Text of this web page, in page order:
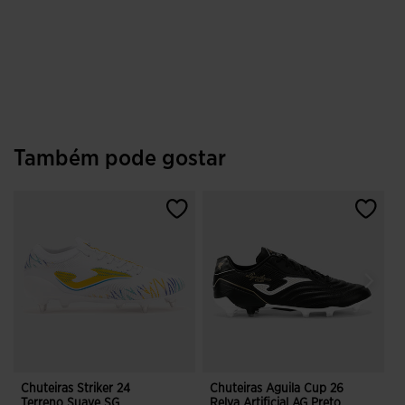
Também pode gostar
Chuteiras Striker 24
Chuteiras Aguila Cup 26